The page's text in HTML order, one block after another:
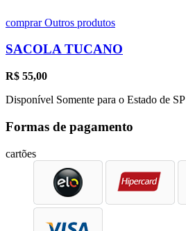
comprarOutros produtos
SACOLA TUCANO
R$ 55,00
Disponível Somente para o Estado de SP
Formas de pagamento
cartões